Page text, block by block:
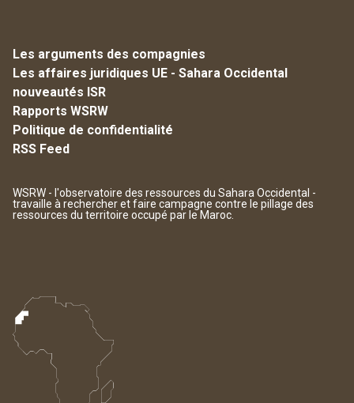
Les arguments des compagnies
Les affaires juridiques UE - Sahara Occidental
nouveautés ISR
Rapports WSRW
Politique de confidentialité
RSS Feed
WSRW - l'observatoire des ressources du Sahara Occidental -
travaille à rechercher et faire campagne contre le pillage des
ressources du territoire occupé par le Maroc.